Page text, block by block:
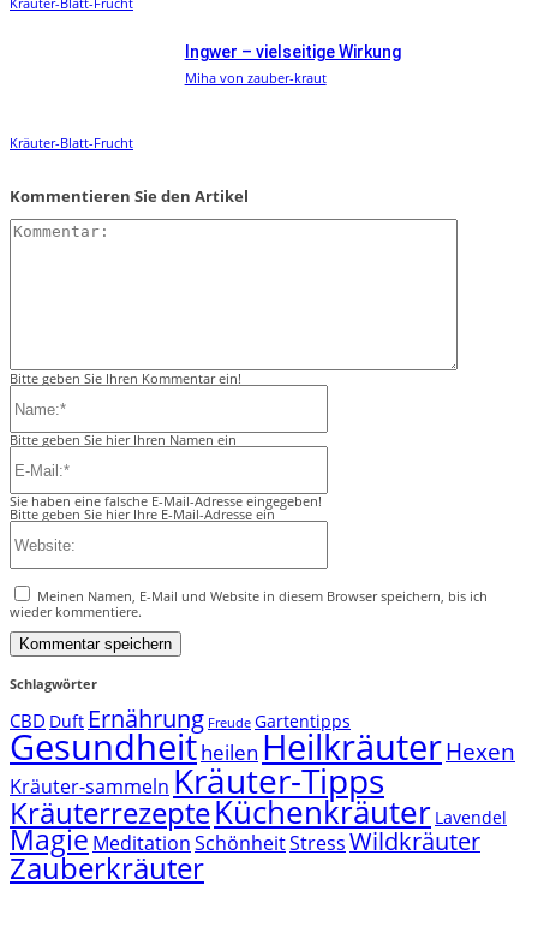
Kräuter-Blatt-Frucht
Ingwer – vielseitige Wirkung
Miha von zauber-kraut
Kommentieren Sie den Artikel
Kommentar:
Bitte geben Sie Ihren Kommentar ein!
Name:*
Bitte geben Sie hier Ihren Namen ein
E-
Sie haben eine falsche E-Mail-Adresse eingegeben!
Bitte geben Sie hier Ihre E-Mail-Adresse ein
Website:
Meinen Namen, E-Mail und Website in diesem Browser speichern, bis ich
wieder kommentiere.
Schlagwörter
CBD Duft Ernährung Freude Gartentipps
GesundheitheilenHeilkräuterHexen
Kräuter-sammeln Kräuter-Tipps
KräuterrezepteKüchenkräuter Lavendel
MagieMeditationSchönheitStressWildkräuter
Zauberkräuter